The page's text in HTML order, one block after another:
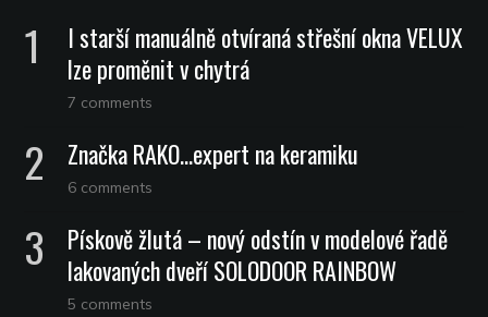
I starší manuálně otvíraná střešní okna VELUX
lze proměnit v chytrá
7 comments
Značka RAKO…expert na keramiku
6 comments
Pískově žlutá – nový odstín v modelové řadě
lakovaných dveří SOLODOOR RAINBOW
5 comments